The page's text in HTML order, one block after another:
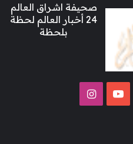
صحيفة اشراق العالم
24 أخبار العالم لحظة
بلحظة
‫YouTubeانستقرام